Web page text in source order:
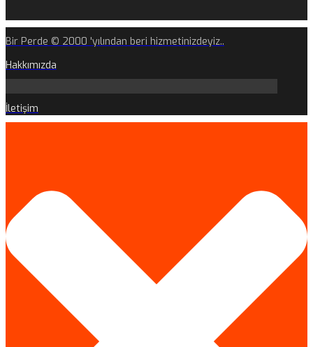
Bir Perde © 2000 'yılından beri hizmetinizdeyiz..
Hakkımızda
İletişim